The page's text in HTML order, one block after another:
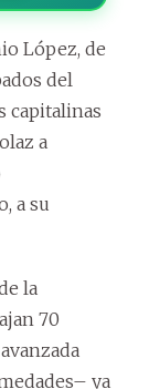
López, de
del
capitalinas
a
a su
la
70
ya